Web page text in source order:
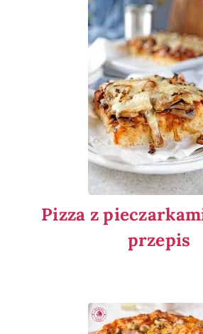
Pizza z
przepis